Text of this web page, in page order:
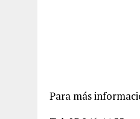
Para más